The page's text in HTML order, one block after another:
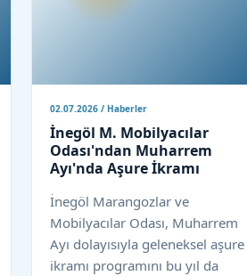
02.07.2026 / Haberler
İnegöl M. Mobilyacılar
Odası'ndan Muharrem
Ayı'nda Aşure İkramı
İnegöl Marangozlar ve
Mobilyacılar Odası, Muharrem
Ayı dolayısıyla geleneksel aşure
ikramı programını bu yıl da